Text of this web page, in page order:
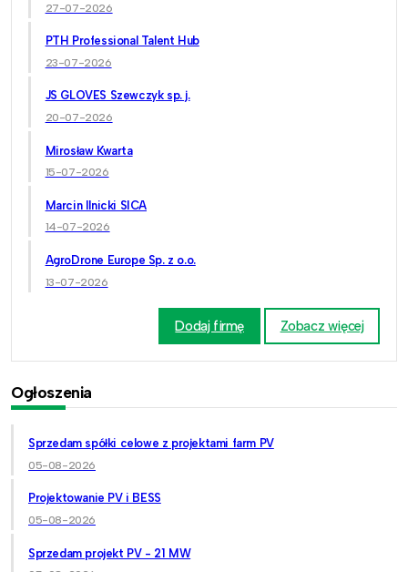
27-07-2026
PTH Professional Talent Hub
23-07-2026
JS GLOVES Szewczyk sp. j.
20-07-2026
Mirosław Kwarta
15-07-2026
Marcin Ilnicki SICA
14-07-2026
AgroDrone Europe Sp. z o.o.
13-07-2026
Dodaj firmę Zobacz więcej
Ogłoszenia
Sprzedam spółki celowe z projektami farm PV
05-08-2026
Projektowanie PV i BESS
05-08-2026
Sprzedam projekt PV - 21 MW